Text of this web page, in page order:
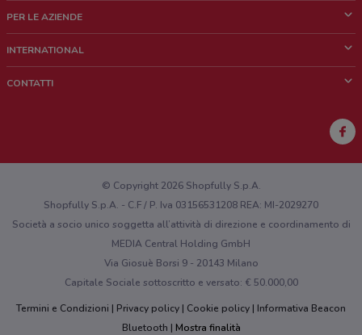
Chi siamo
Lavora con noi
PER LE AZIENDE
Richieste commerciali e marketing
INTERNATIONAL
CONTATTI
Hai un malfunzionamento sul web o sull'app?
© Copyright 2026 Shopfully S.p.A.
Shopfully S.p.A. - C.F / P. Iva 03156531208 REA: MI-2029270
Società a socio unico soggetta all’attività di direzione e coordinamento di
MEDIA Central Holding GmbH
Via Giosuè Borsi 9 - 20143 Milano
Capitale Sociale sottoscritto e versato: € 50.000,00
Termini e Condizioni
Privacy policy Cookie policy
Informativa Beacon
Bluetooth
Mostra finalità